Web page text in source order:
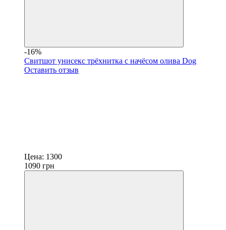
-16%
Свитшот унисекс трёхнитка с начёсом олива Dog
Оставить отзыв
Цена: 1300
1090 грн